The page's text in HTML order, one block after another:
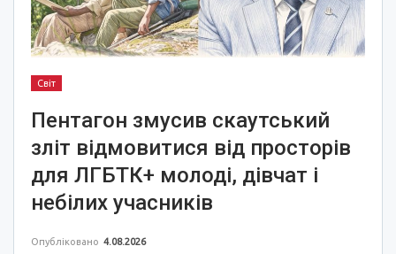
Світ
Пентагон змусив скаутський
зліт відмовитися від просторів
для ЛГБТК+ молоді, дівчат і
небілих учасників
Опубліковано 4.08.2026